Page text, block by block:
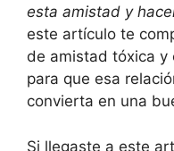
esta amistad y
este artículo te
de amistad tóxica y
para que esa
convierta en una
Si llegaste a este